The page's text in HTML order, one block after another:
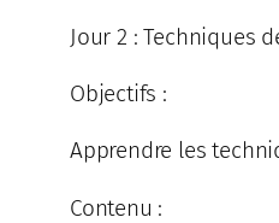
Jour 2 : Techniques
Objectifs :
Apprendre les
Contenu :